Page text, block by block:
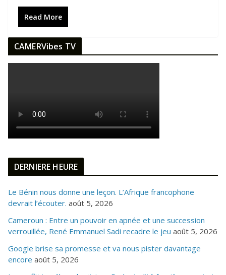
Read More
CAMERVibes TV
DERNIERE HEURE
Le Bénin nous donne une leçon. L’Afrique francophone
devrait l’écouter. août 5, 2026
Cameroun : Entre un pouvoir en apnée et une succession
verrouillée, René Emmanuel Sadi recadre le jeu août 5, 2026
Google brise sa promesse et va nous pister davantage
encore août 5, 2026